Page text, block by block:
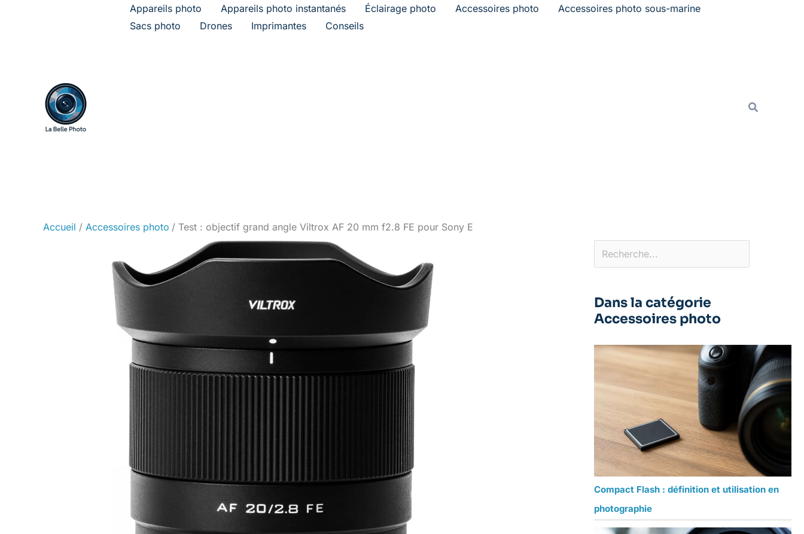
Appareils photo Appareils photo instantanés Éclairage photo Accessoires photo
Accessoires photo sous-marine
Sacs photo
Drones Imprimantes Conseils
Accueil Accessoires photo Test : objectif grand angle Viltrox AF 20 mm f2.8 FE pour Sony E
Rechercher
Dans la catégorie
Accessoires photo
Compact Flash : définition et utilisation en
photographie